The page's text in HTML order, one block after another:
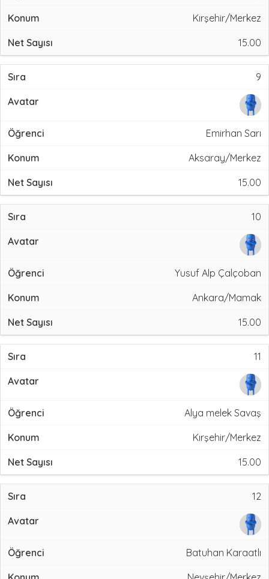
Kırşehir/Merkez
15.00
9
Emirhan Sarı
Aksaray/Merkez
15.00
10
Yusuf Alp Çalçoban
Ankara/Mamak
15.00
11
Alya melek Savaş
Kırşehir/Merkez
15.00
12
Batuhan Karaatlı